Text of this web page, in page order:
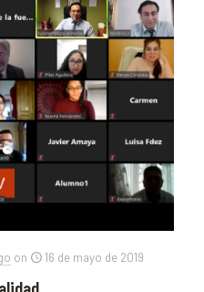
on 16 de mayo de 2019